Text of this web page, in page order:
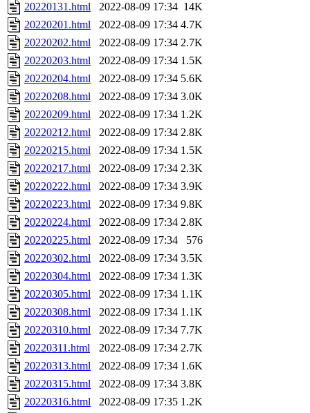
20220131.html
2022-08-09 17:34 14K
20220201.html
2022-08-09 17:34 4.7K
20220202.html
2022-08-09 17:34 2.7K
20220203.html
2022-08-09 17:34 1.5K
20220204.html
2022-08-09 17:34 5.6K
20220208.html
2022-08-09 17:34 3.0K
20220209.html
2022-08-09 17:34 1.2K
20220212.html
2022-08-09 17:34 2.8K
20220215.html
2022-08-09 17:34 1.5K
20220217.html
2022-08-09 17:34 2.3K
20220222.html
2022-08-09 17:34 3.9K
20220223.html
2022-08-09 17:34 9.8K
20220224.html
2022-08-09 17:34 2.8K
20220225.html
2022-08-09 17:34
576
20220302.html
2022-08-09 17:34 3.5K
20220304.html
2022-08-09 17:34 1.3K
20220305.html
2022-08-09 17:34 1.1K
20220308.html
2022-08-09 17:34 1.1K
20220310.html
2022-08-09 17:34 7.7K
20220311.html
2022-08-09 17:34 2.7K
20220313.html
2022-08-09 17:34 1.6K
20220315.html
2022-08-09 17:34 3.8K
20220316.html
2022-08-09 17:35 1.2K